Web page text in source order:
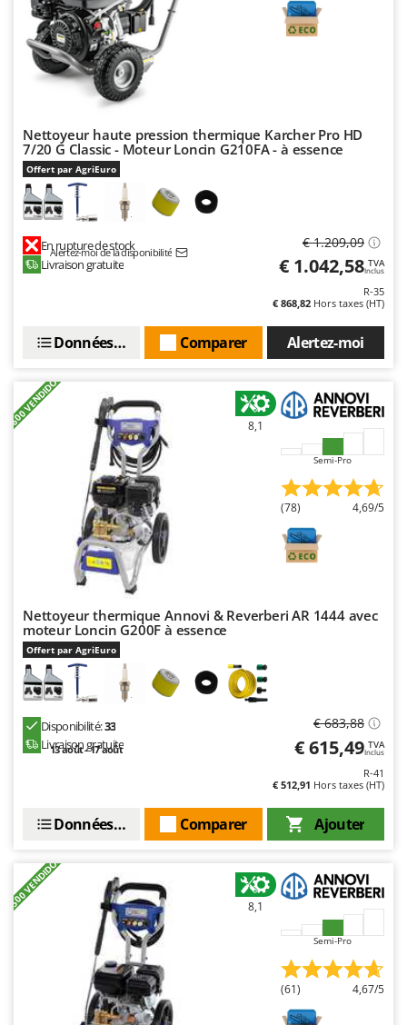
Stiga
Stocker
Sunseeker
TecnoGen
Tellarini Pompe
Telwin
Tenco
Tineco
Tre Spade
Trev - Abrek - TecnoVIR
Trotec
Troy-Bilt
Unger
Verdemax
Vesco
W
Waldner
Weber
Wiper EcoRobot
Worx
Yard Force
Z
ZGrills
Zodiac
Nettoyeur haute pression thermique Karcher Pro HD
7/20 G Classic - Moteur Loncin G210FA - à essence
Offert par AgriEuro
En rupture de stock
Alertez-moi de la disponibilité
Livraison gratuite
€ 1.209,09
€ 1.042,58 TVA
Inclus
R-35
€ 868,82 Hors taxes (HT)
Alertez-moi
Comparer
Données techniques
+600 VENDIDOS 8,1
Semi-Pro
(78) 4,69/5
Nettoyeur thermique Annovi & Reverberi AR 1444 avec
moteur Loncin G200F à essence
Offert par AgriEuro
Disponibilité:33
Livraison gratuite
13 août - 17 août
€ 683,88
€ 615,49 TVA
Inclus
R-41
€ 512,91 Hors taxes (HT)
Ajouter
Comparer
Données techniques
+500 VENDIDOS 8,1
Semi-Pro
(61) 4,67/5